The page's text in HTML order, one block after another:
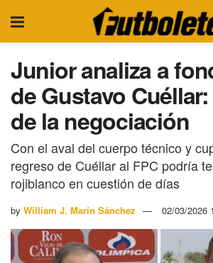
Junior analiza a
de Gustavo
de la negociación
Con el aval del cuerpo técnico y
regreso de Cuéllar al FPC podría
rojiblanco en cuestión de días
by William J. Marín Sánchez 02/03/2026